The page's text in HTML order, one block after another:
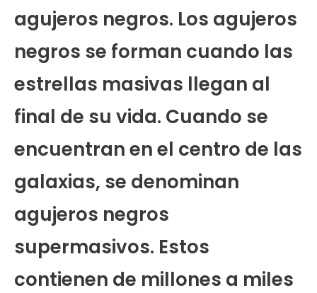
agujeros negros. Los agujeros
negros se forman cuando las
estrellas masivas llegan al
final de su vida. Cuando se
encuentran en el centro de las
galaxias, se denominan
agujeros negros
supermasivos. Estos
contienen de millones a miles